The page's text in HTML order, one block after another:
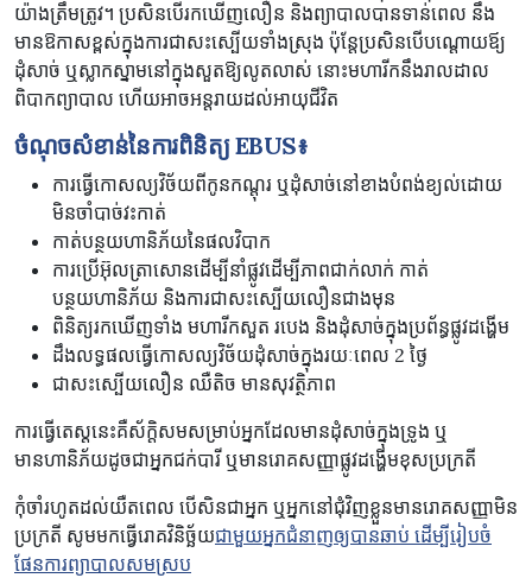
យ៉ាងត្រឹមត្រូវ។ ប្រសិនបើ​រក​ឃើញលឿន និង​ព្យាបាលបាន​ទាន់​ពេល នឹង​
មាន​ឱកាស​ខ្ពស់​ក្នុង​ការ​ជា​សះស្បើយ​ទាំងស្រុង ប៉ុន្តែ​ប្រសិនបើបណ្ដោយឪ្យ ​
ដុំសាច់ ឬ​ស្លាកស្នាម​នៅក្នុង​សួត​​ឱ្យ​លូតលាស់ នោះ​មហារីក​នឹង​រាលដាល​
ពិបាកព្យាបាល ហើយអាចអន្ដរាយដល់អាយុជីវិត
ចំណុចសំខាន់នៃការពិនិត្យEBUS៖
ការធ្វើកោសល្យវិច័យពីកូនកណ្តុរ ឬដុំសាច់នៅខាងបំពង់ខ្យល់ដោយ
មិនចាំបាច់វះកាត់
កាត់បន្ថយហានិភ័យនៃផលវិបាក
ការប្រើអ៊ុលត្រាសោនដើម្បីនាំផ្លូវដើម្បីភាពជាក់លាក់ កាត់
បន្ថយហានិភ័យ និងការជាសះស្បើយលឿនជាងមុន
ពិនិត្យរកឃើញទាំង មហារីកសួត របេង និងដុំសាច់ក្នុងប្រព័ន្ធផ្លូវដង្ហើម
ដឹងលទ្ធផលធ្វើកោសល្យវិច័យដុំសាច់ក្នុងរយៈពេល 2 ថ្ងៃ
ជាសះស្បើយលឿន ឈឺតិច មានសុវត្ថិភាព
ការធ្វើតេស្តនេះគឺស័ក្តិសមសម្រាប់អ្នកដែលមានដុំសាច់ក្នុងទ្រូង ឬ
មានហានិភ័យដូចជាអ្នកជក់បារី ឬមានរោគសញ្ញាផ្លូវដង្ហើមខុសប្រក្រតី
កុំ​ចាំ​រហូត​ដល់​យឺត​ពេល បើ​សិន​ជា​អ្នក ឬ​អ្នក​នៅ​ជុំវិញ​ខ្លួន​មាន​រោគ​សញ្ញា​មិន​
ប្រក្រតី សូម​មក​ធ្វើ​រោគ​វិនិច្ឆ័យ​ជា​មួយ​អ្នក​ជំនាញ​ឲ្យ​បាន​ឆាប់ ដើម្បីរៀបចំ
ផែនការព្យាបាលសមស្រប